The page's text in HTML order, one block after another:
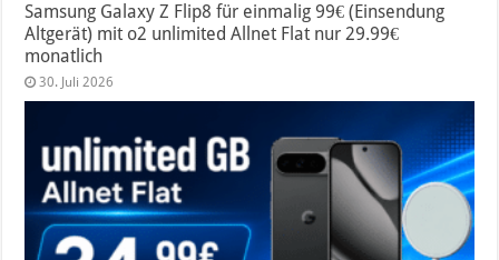
Samsung Galaxy Z Flip8 für einmalig 99€ (Einsendung
Altgerät) mit o2 unlimited Allnet Flat nur 29.99€
monatlich
30. Juli 2026